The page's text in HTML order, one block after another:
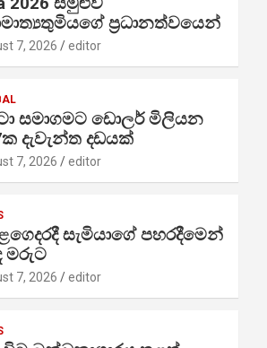
ප්‍රධානත්වයෙන්
7, 2026 editor
සමාගමට ඩොලර් මිලියන
දැවැන්ත දඩයක්
7, 2026 editor
සැමියාගේ පහරදීමෙන්
මරුට
7, 2026 editor